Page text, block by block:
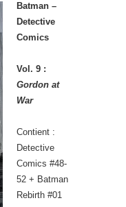
Batman –
Detective
Comics
Vol. 9 :
Gordon at
War
Contient :
Detective
Comics #48-
52 + Batman
Rebirth #01